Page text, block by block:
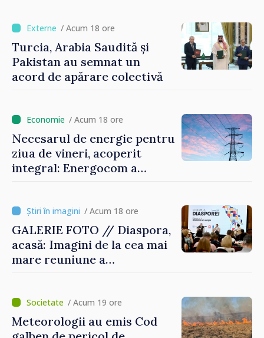
/ Acum 18 ore
Turcia, Arabia Saudită și
Pakistan au semnat un
acord de apărare colectivă
/ Acum 18 ore
Necesarul de energie pentru
ziua de vineri, acoperit
integral: Energocom a
/ Acum 18 ore
GALERIE FOTO // Diaspora,
acasă: Imagini de la cea mai
mare reuniune a
/ Acum 19 ore
Meteorologii au emis Cod